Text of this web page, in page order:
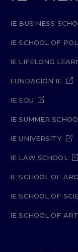
IE BUSINESS
IE SCHOOL OF
IE LIFELONG
FUNDACIÓN IE
IE EDU
IE SUMMER
IE UNIVERSITY
IE LAW SCHOOL
IE SCHOOL OF
IE SCHOOL OF
IE SCHOOL OF